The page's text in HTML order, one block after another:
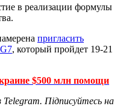
в реализации формулы
пригласить
, который пройдет 19-21
$500 млн помощи
Telegram. Підписуйтесь на